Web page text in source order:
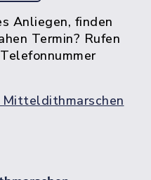
Anliegen, finden
Termin? Rufen